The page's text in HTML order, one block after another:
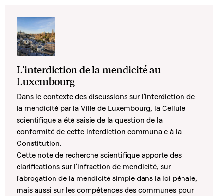
L'interdiction de la mendicité au
Luxembourg
Dans le contexte des discussions sur l'interdiction de
la mendicité par la Ville de Luxembourg, la Cellule
scientifique a été saisie de la question de la
conformité de cette interdiction communale à la
Constitution.
Cette note de recherche scientifique apporte des
clarifications sur l'infraction de mendicité, sur
l'abrogation de la mendicité simple dans la loi pénale,
mais aussi sur les compétences des communes pour